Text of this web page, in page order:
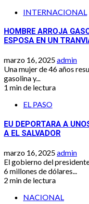
INTERNACIONAL
HOMBRE ARROJA
ESPOSA EN UN
marzo 16, 2025admin
Una mujer de 46 años
gasolina y...
1 min de lectura
EL PASO
EU DEPORTARA A
A EL SALVADOR
marzo 16, 2025admin
El gobierno del
6 millones de dólares...
2 min de lectura
NACIONAL